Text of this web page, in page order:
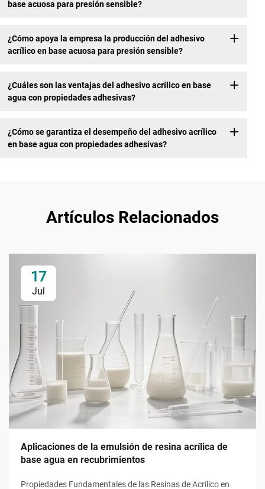
base acuosa para presión sensible?
¿Cómo apoya la empresa la producción del adhesivo
acrílico en base acuosa para presión sensible?
¿Cuáles son las ventajas del adhesivo acrílico en base
agua con propiedades adhesivas?
¿Cómo se garantiza el desempeño del adhesivo acrílico
en base agua con propiedades adhesivas?
Artículos Relacionados
17
Jul
Aplicaciones de la emulsión de resina acrílica de
base agua en recubrimientos
Propiedades Fundamentales de las Resinas de Acrílico en